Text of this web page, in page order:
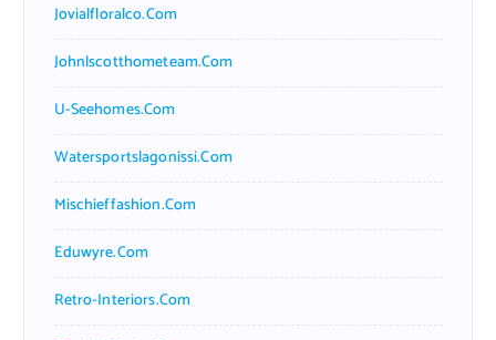
Jovialfloralco.com
Johnlscotthometeam.com
U-Seehomes.com
Watersportslagonissi.com
Mischieffashion.com
Eduwyre.com
Retro-Interiors.com